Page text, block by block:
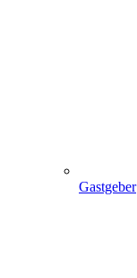
Gastgeber